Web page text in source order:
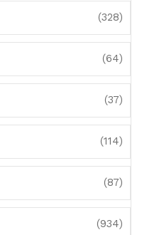
(328)
(64)
(37)
(114)
(87)
(934)